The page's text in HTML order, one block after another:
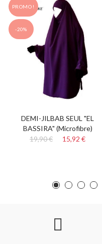
PROMO !
-20%
DEMI-JILBAB SEUL "EL
BASSIRA" (Microfibre)
19,90 €
15,92 €